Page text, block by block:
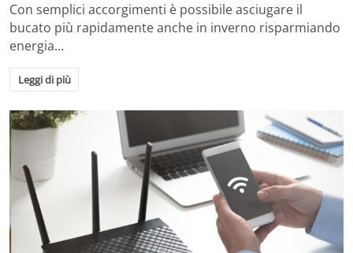
Con semplici accorgimenti è possibile asciugare il
bucato più rapidamente anche in inverno risparmiando
energia…
Leggi di più